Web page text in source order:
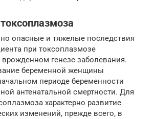
опасные и тяжелые последствия
при токсоплазмозе
генезе заболевания.
беременной женщины
периоде беременности
антенатальной смертности. Для
характерно развитие
изменений, прежде всего, в